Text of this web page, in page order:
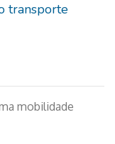
transporte
mobilidade